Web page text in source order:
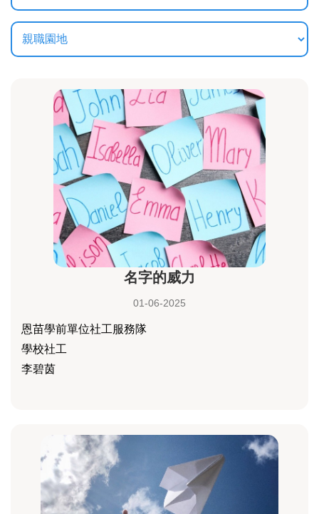
名字的威力
01-06-2025
恩苗學前單位社工服務隊
學校社工
李碧茵